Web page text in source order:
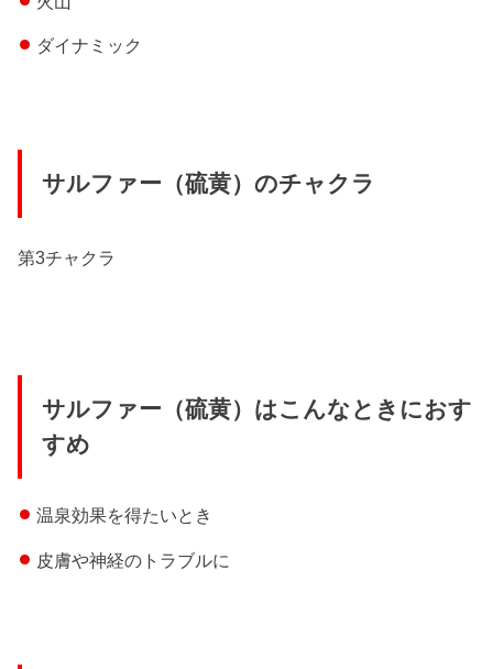
ダイナミック
サルファー（硫黄）のチャクラ
第3チャクラ
サルファー（硫黄）はこんなときにおす
すめ
温泉効果を得たいとき
皮膚や神経のトラブルに